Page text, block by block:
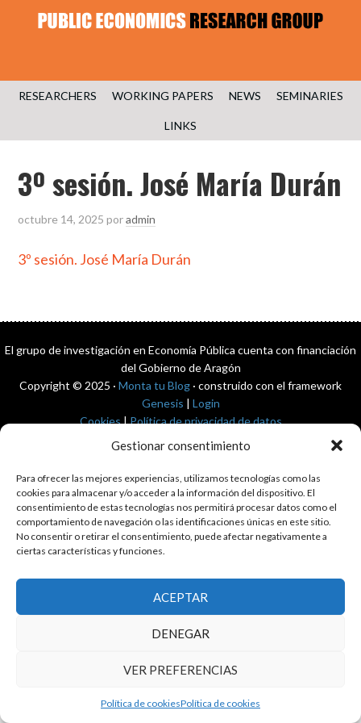
Gestionar consentimiento
Para ofrecer las mejores experiencias, utilizamos tecnologías como las
cookies para almacenar y/o acceder a la información del dispositivo. El
consentimiento de estas tecnologías nos permitirá procesar datos como el
comportamiento de navegación o las identificaciones únicas en este sitio.
No consentir o retirar el consentimiento, puede afectar negativamente a
ciertas características y funciones.
ACEPTAR
DENEGAR
VER PREFERENCIAS
Política de cookiesPolítica de cookies
RESEARCHERS WORKING PAPERS NEWS SEMINARIES
LINKS
3º sesión. José María Durán
octubre 14, 2025 poradmin
3º sesión. José María Durán
El grupo de investigación en Economía Pública cuenta con financiación
del Gobierno de Aragón
Copyright © 2025 · Monta tu Blog · construido con el framework
Genesis | Login
Cookies|Política de privacidad de datos
Tema para economía pública
Genesis Framework